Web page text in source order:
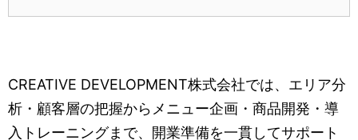
CREATIVE DEVELOPMENT株式会社では、エリア分
析・顧客層の把握からメニュー企画・商品開発・導
入トレーニングまで、開業準備を一貫してサポート